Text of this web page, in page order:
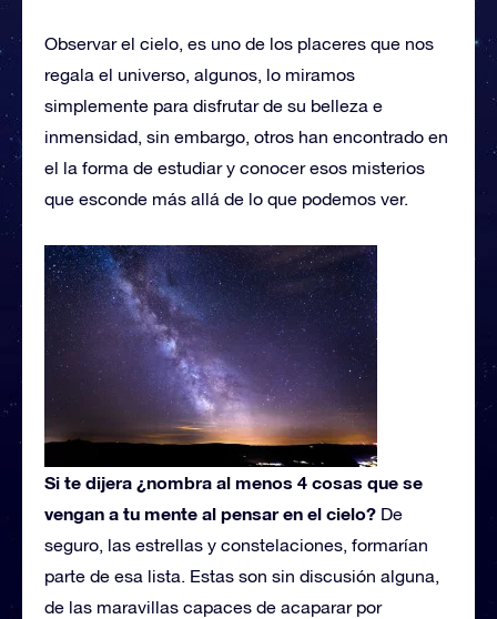
Observar el cielo, es uno de los placeres que nos
regala el universo, algunos, lo miramos
simplemente para disfrutar de su belleza e
inmensidad, sin embargo, otros han encontrado en
el la forma de estudiar y conocer esos misterios
que esconde más allá de lo que podemos ver.
Si te dijera ¿nombra al menos 4 cosas que se
vengan a tu mente al pensar en el cielo? De
seguro, las estrellas y constelaciones, formarían
parte de esa lista. Estas son sin discusión alguna,
de las maravillas capaces de acaparar por